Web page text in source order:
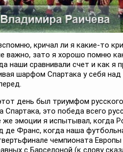
кричал ли я какие-то
важно, зато я хорошо помню
наши сравнивали счет и как я
шарфом Спартака у себя над
день был триумфом
Спартака, это победа всего
же эмоции я испытывал, когда
Франс, когда наша
чемпионата
с Барселоной (к слову